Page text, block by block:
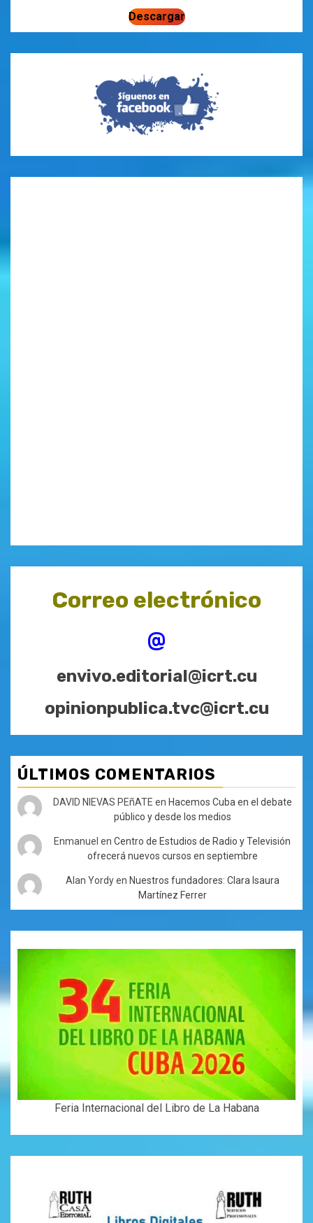
Descargar
Correo electrónico
@
envivo.editorial@icrt.cu
opinionpublica.tvc@icrt.cu
ÚLTIMOS COMENTARIOS
DAVID NIEVAS PEñATE en Hacemos Cuba en el debate
público y desde los medios
Enmanuel enCentro de Estudios de Radio y Televisión
ofrecerá nuevos cursos en septiembre
Alan Yordyen Nuestros fundadores: Clara Isaura
Martínez Ferrer
Feria Internacional del Libro de La Habana